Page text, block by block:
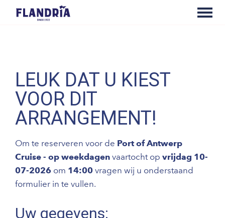
LEUK DAT U KIEST
VOOR DIT
ARRANGEMENT!
Om te reserveren voor de Port of Antwerp
Cruise - op weekdagen vaartocht op vrijdag 10-
07-2026 om 14:00 vragen wij u onderstaand
formulier in te vullen.
Uw gegevens: